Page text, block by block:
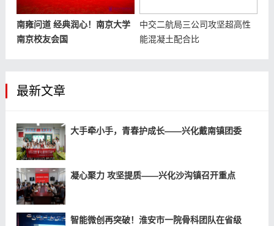
南雍问道 经典润心！南京大学
南京校友会国
中交二航局三公司攻坚超高性
能混凝土配合比
最新文章
大手牵小手，青春护成长——兴化戴南镇团委
凝心聚力 攻坚提质——兴化沙沟镇召开重点
智能微创再突破！淮安市一院骨科团队在省级